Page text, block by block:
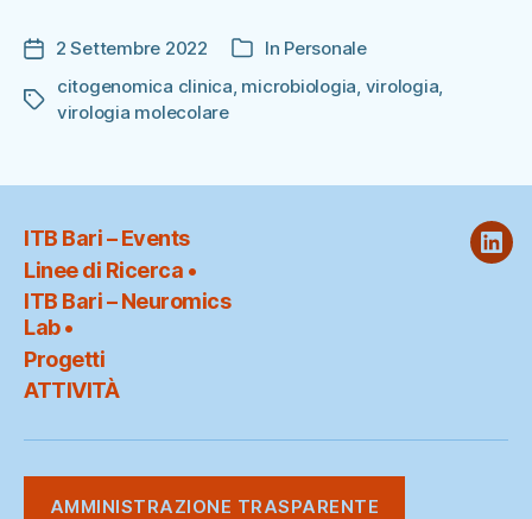
Data
dell'articolo
2 Settembre 2022 Categorie
In Personale
Tag
citogenomica clinica microbiologia virologia
virologia molecolare
ITB Bari – Events
Linee di Ricerca •
ITB Bari – Neuromics
Lab •
Progetti
ATTIVITÀ
ITB
AMMINISTRAZIONE TRASPARENTE